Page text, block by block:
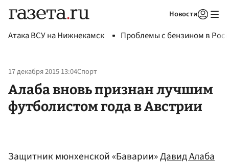
Новости
Атака ВСУ на Нижнекамск Проблемы с бензином в
17 декабря 2015 13:04Спорт
Алаба вновь признан лучшим
футболистом года в Австрии
Защитник мюнхенской «Баварии»Давид Алаба